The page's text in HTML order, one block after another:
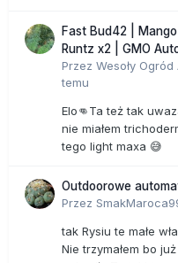
Fast Bud42 |
Runtz x2 | GMO
Przez Wesoły Ogród
temu
Elo👊Ta też tak
nie miałem
tego light maxa 😅
Outdoorowe
Przez
tak Rysiu te małe
Nie trzymałem bo